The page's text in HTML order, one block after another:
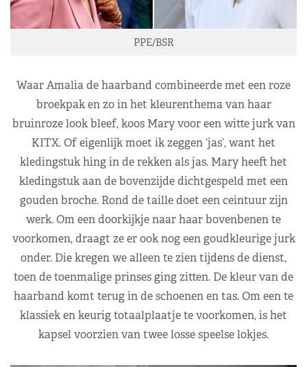
PPE/BSR
Waar Amalia de haarband combineerde met een roze
broekpak en zo in het kleurenthema van haar
bruinroze look bleef, koos Mary voor een witte jurk van
KITX. Of eigenlijk moet ik zeggen ‘jas’, want het
kledingstuk hing in de rekken als jas. Mary heeft het
kledingstuk aan de bovenzijde dichtgespeld met een
gouden broche. Rond de taille doet een ceintuur zijn
werk. Om een doorkijkje naar haar bovenbenen te
voorkomen, draagt ze er ook nog een goudkleurige jurk
onder. Die kregen we alleen te zien tijdens de dienst,
toen de toenmalige prinses ging zitten. De kleur van de
haarband komt terug in de schoenen en tas. Om een te
klassiek en keurig totaalplaatje te voorkomen, is het
kapsel voorzien van twee losse speelse lokjes.